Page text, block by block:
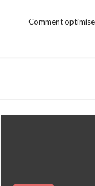
Comment